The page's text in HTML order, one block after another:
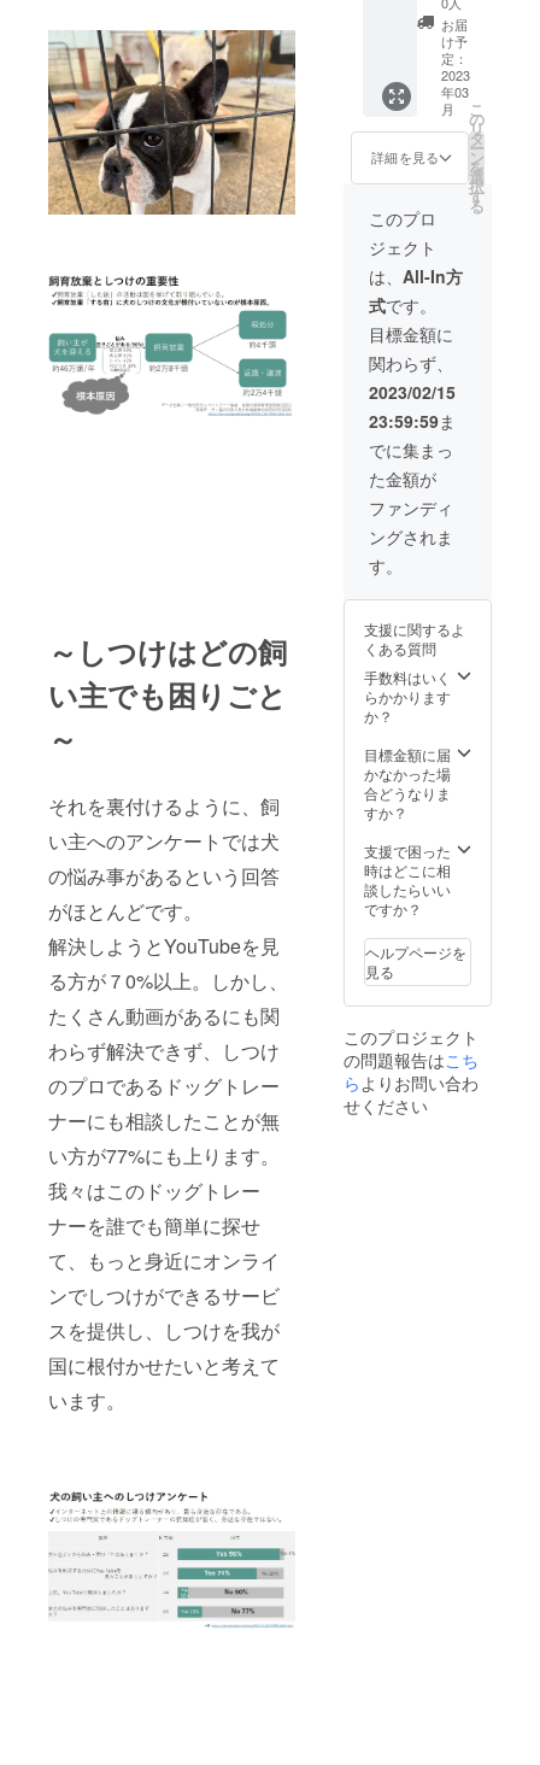
～しつけはどの飼
い主でも困りごと
～
それを裏付けるように、飼
い主へのアンケートでは犬
の悩み事があるという回答
がほとんどです。
解決しようとYouTubeを見
る方が７0%以上。しかし、
たくさん動画があるにも関
わらず解決できず、しつけ
のプロであるドッグトレー
ナーにも相談したことが無
い方が77%にも上ります。
我々はこのドッグトレー
ナーを誰でも簡単に探せ
て、もっと身近にオンライ
ンでしつけができるサービ
スを提供し、しつけを我が
国に根付かせたいと考えて
います。
ニング2
回の定
価7,800
→7,000
円のお
値引き
です。
ング６
回利用
券】 ・
初回無
料カウ
ンセリ
ング ・
トレー
ニング
６回利
用券 の
セット
です。
実際に
サービ
スをご
利用い
ただけ
ます。
※トレー
ニング6
回の定
価
23,600
円
→20,00
0円のお
値引き
お届
け予
定：
2023
年03
月
詳細を見る
こ
の
リ
タ
ー
ン
を
選
択
す
る
このプロ
ジェクト
は、 All-In方
式です。
目標金額に
関わらず、
2023/02/15
23:59:59ま
でに集まっ
た金額が
ファンディ
ングされま
す。
支援に関するよ
くある質問
手数料はいく
らかかります
か？
目標金額に届
かなかった場
合どうなりま
すか？
支援で困った
時はどこに相
談したらいい
ですか？
ヘルプページを
見る
このプロジェクト
の問題報告はこち
ら よりお問い合わ
せください